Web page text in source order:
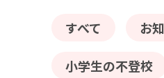
すべて お
小学生の不登校